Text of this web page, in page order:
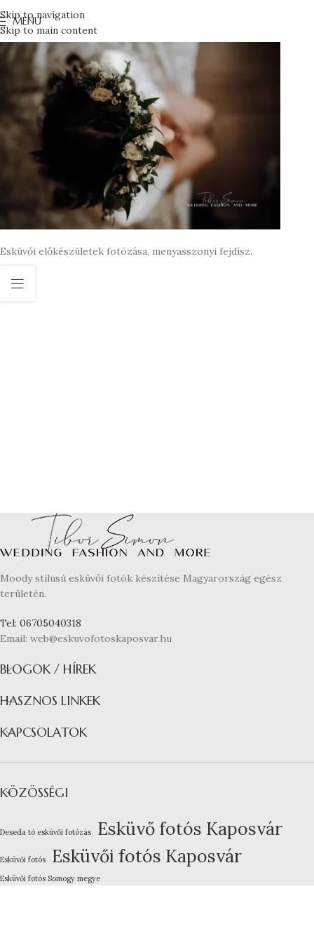
Skip to navigation
Skip to main content
MENU
Esküvői előkészületek fotózása, menyasszonyi fejdísz.
Moody stílusú esküvői fotók készítése Magyarország egész
területén.
Tel: 06705040318
Email: web@eskuvofotoskaposvar.hu
BLOGOK / HÍREK
HASZNOS LINKEK
KAPCSOLATOK
KÖZÖSSÉGI
Deseda tó esküvői fotózás Esküvő fotós Kaposvár
Esküvői fotós Esküvői fotós Kaposvár
Esküvői fotós Somogy megye